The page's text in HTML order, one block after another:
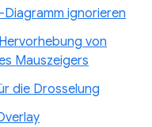
Diagramm ignorieren
von
Mauszeigers
die Drosselung